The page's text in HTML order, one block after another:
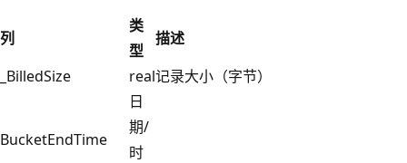
列
类
型
描述
_BilledSize
real记录大小（字节）
BucketEndTime
日
期/
时